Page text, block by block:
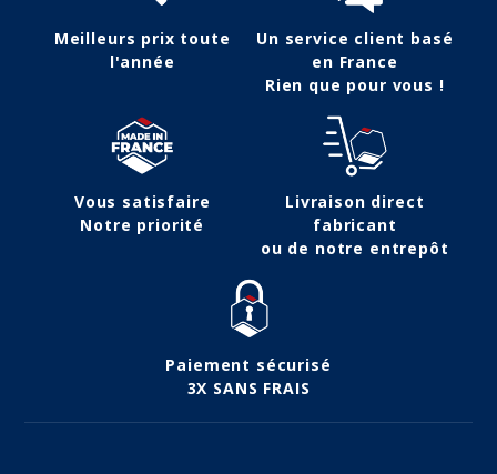
Meilleurs prix toute
l'année
Un service client basé
en France
Rien que pour vous !
Vous satisfaire
Notre priorité
Livraison direct
fabricant
ou de notre entrepôt
Paiement sécurisé
3X SANS FRAIS